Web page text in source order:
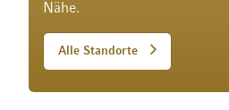
Nähe.
Alle Standorte